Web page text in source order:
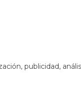
publicidad,